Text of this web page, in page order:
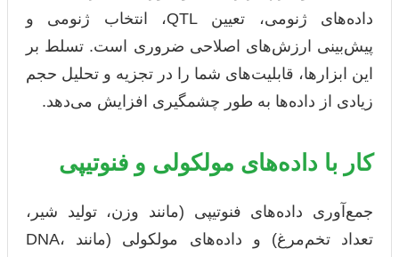
داده‌های ژنومی، تعیین QTL، انتخاب ژنومی و
پیش‌بینی ارزش‌های اصلاحی ضروری است. تسلط بر
این ابزارها، قابلیت‌های شما را در تجزیه و تحلیل حجم
زیادی از داده‌ها به طور چشمگیری افزایش می‌دهد.
کار با داده‌های مولکولی و فنوتیپی
جمع‌آوری داده‌های فنوتیپی (مانند وزن، تولید شیر،
تعداد تخم‌مرغ) و داده‌های مولکولی (مانند DNA،